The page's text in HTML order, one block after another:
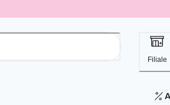
Filiale